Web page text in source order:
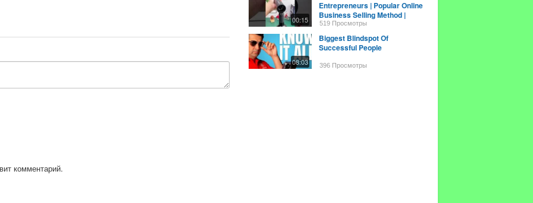
комментарий.
00:15
Entrepreneurs | Popular Online
Business Selling Method |
Business Motivation
519 Просмотры
08:03
Biggest Blindspot Of
Successful People
396 Просмотры